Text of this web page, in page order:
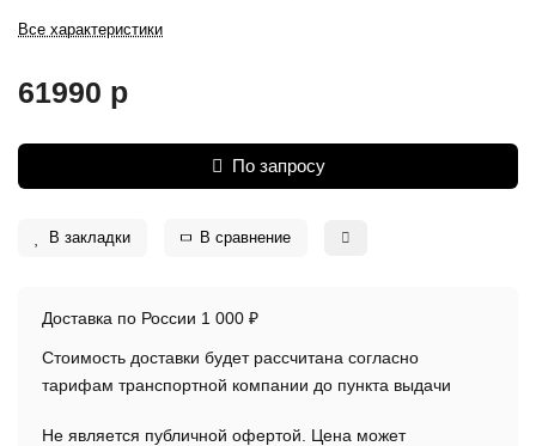
Все характеристики
61990 р
По запросу
В закладки В сравнение
Доставка по России 1 000 ₽
Стоимость доставки будет рассчитана согласно
тарифам транспортной компании до пункта выдачи
Не является публичной офертой. Цена может